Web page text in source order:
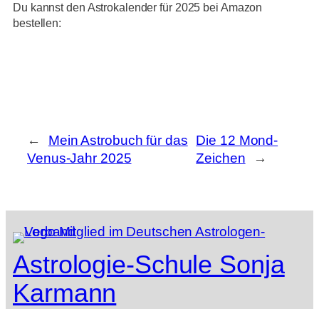
Du kannst den Astrokalender für 2025 bei Amazon
bestellen:
←
Mein Astrobuch für das
Venus-Jahr 2025
Die 12 Mond-
Zeichen
→
Astrologie-Schule Sonja
Karmann